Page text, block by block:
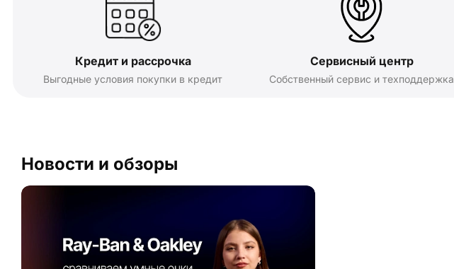
Кредит и рассрочка
Выгодные условия покупки в кредит
Сервисный центр
Собственный сервис и техподдержка
Новости и обзоры